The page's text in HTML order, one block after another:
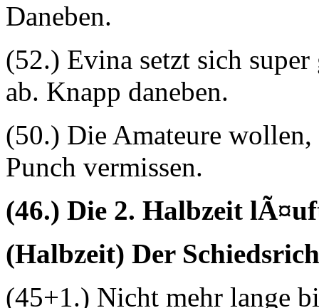
Daneben.
(52.) Evina setzt sich
ab. Knapp daneben.
(50.) Die Amateure wollen,
Punch vermissen.
(46.) Die 2. Halbzeit
(Halbzeit) Der
(45+1.) Nicht mehr lange